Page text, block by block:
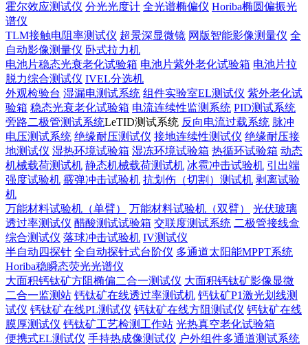
霍尔效应测试仪 分光光度计 全光谱椭偏仪 Horiba椭圆偏振光
谱仪
TLM接触电阻率测试仪 超景深显微镜 网版智能影像测量仪 全
自动影像测量仪 卧式拉力机
电池片稳态光衰老化试验箱 电池片紫外老化试验箱 电池片拉
脱力综合测试仪 IVEL分选机
外观检验台 湿漏电测试系统 组件实验室EL测试仪 紫外老化试
验箱 稳态光衰老化试验箱 电流连续性监测系统 PID测试系统
旁路二极管测试系统LeTID测试系统 反向电流过载系统 脉冲
电压测试系统 绝缘耐压测试仪 接地连续性测试仪 绝缘耐压接
地测试仪 湿热环境试验箱 湿冻环境试验箱 热循环试验箱 动态
机械载荷测试机 静态机械载荷测试机 冰雹冲击试验机 引出端
强度试验机 霰弹冲击试验机 抗划伤（切割）测试机 剥离试验
机
万能材料试验机（单臂）
万能材料试验机（双臂）
光伏玻璃
透过率测试仪 醋酸测试试验箱 交联度测试系统 二极管接线盒
综合测试仪 落球冲击试验机 IV测试仪
半自动四探针 全自动探针式台阶仪 多通道太阳能MPPT系统
Horiba稳瞬态荧光光谱仪
大面积钙钛矿方阻椭偏二合一测试仪 大面积钙钛矿影像显微
二合一监测站 钙钛矿在线透过率测试机 钙钛矿P1激光划线测
试仪 钙钛矿在线PL测试仪 钙钛矿在线方阻测试仪 钙钛矿在线
膜厚测试仪 钙钛矿工艺检测工作站 光热真空老化试验箱
便携式EL测试仪 手持热成像测试仪 户外组件多通道测试系统